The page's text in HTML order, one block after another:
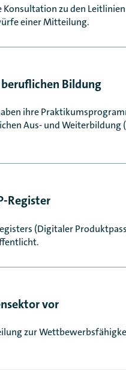
Konsultation zu den
einer Mitteilung.
Bildung
ihre
Aus- und Weiterbildung
Register
(Digitaler
vor
zur